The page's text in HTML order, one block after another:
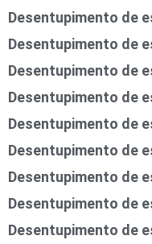
Desentupimento de
Desentupimento de
Desentupimento de
Desentupimento de
Desentupimento de
Desentupimento de
Desentupimento de
Desentupimento de
Desentupimento de